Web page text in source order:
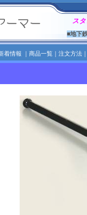
ス
■地下
着情報 商品一覧｜ 注文方法